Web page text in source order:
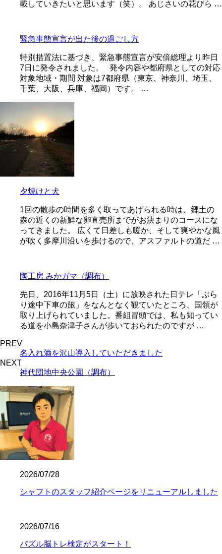
載していきたいと思います（笑）。 あじさいの花びら …
緊急事態宣言が出た後の過ごし方
特別措置法に基づき、緊急事態宣言が安倍総理より昨日
7日に発令されました。 発令内容や都府県としての対応
対象地域・期間 対象は7都府県（東京、神奈川、埼玉、
千葉、大阪、兵庫、福岡）です。 …
夕焼けと犬
1回の散歩の時間を多く取ってあげられる時は、郷土の
森の近くの新鮮な卵直売所までがお決まりのコースにな
ってきました。 広くて日差しも暖か、そして爽やかな風
が吹く多摩川沿いを歩けるので、アスファルトの道だ …
陶工房 みかガマ（調布）
先日、2016年11月5日（土）に放映された日テレ「ぶら
り途中下車の旅」をなんとなく観ていたところ、国領が
取り上げられていました。番組冒頭では、私も知ってい
る道を小島奈津子さんが歩いておられたのですが …
PREV
名入れ酒を沢山導入していただきました
NEXT
神代団地中央公園（調布）
2026/07/28
シャフトのスタッフ紹介ページをリニューアルしました
2026/07/16
パズル脳トレ検定がスタート！